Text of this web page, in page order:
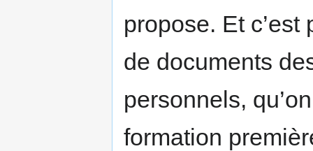
propose. Et
de documents
personnels,
formation